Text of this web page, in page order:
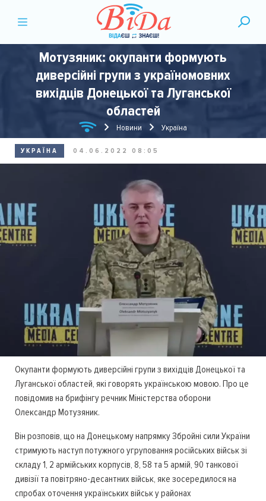
Мотузяник: окупанти формують
диверсійні групи з україномовних
вихідців Донецької та Луганської
областей
Новини Україна
УКРАЇНА 04.06.2022 08:05
Окупанти формують диверсійні групи з вихідців Донецької та
Луганської областей, які говорять українською мовою. Про це
повідомив на брифінгу речник Міністерства оборони
Олександр Мотузяник.
Він розповів, що на Донецькому напрямку Збройні сили України
стримують наступ потужного угруповання російських військ зі
складу 1, 2 армійських корпусів, 8, 58 та 5 армій, 90 танкової
дивізії та повітряно-десантних військ, яке зосередилося на
спробах оточення українських військ у районах